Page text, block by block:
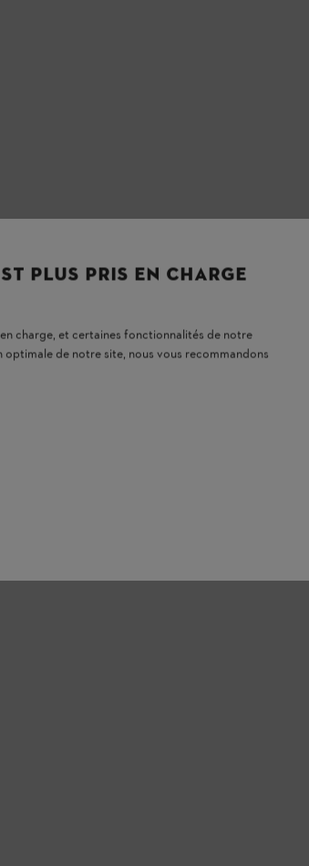
PLUS PRIS EN CHARGE
charge, et certaines fonctionnalités de notre
de notre site, nous vous recommandons